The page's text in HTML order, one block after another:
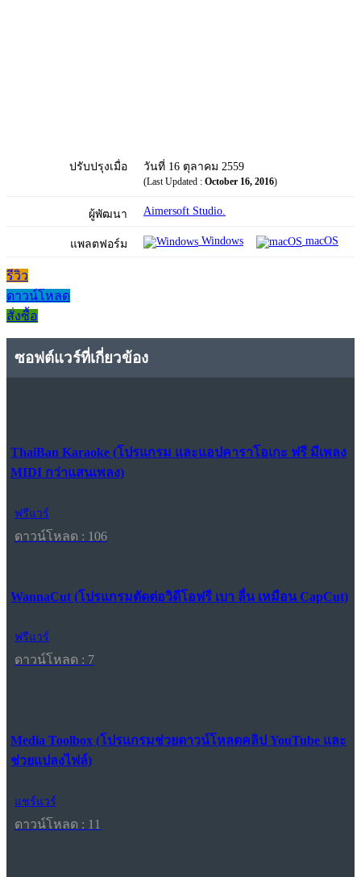
ปรับปรุงเมื่อ วันที่ 16 ตุลาคม 2559
(Last Updated : October 16, 2016)
ผู้พัฒนา Aimersoft Studio.
แพลตฟอร์ม Windows macOS
รีวิว
ดาวน์โหลด
สั่งซื้อ
ซอฟต์แวร์ที่เกี่ยวข้อง
ThaiBan Karaoke (โปรแกรม และแอปคาราโอเกะ ฟรี มีเพลง
MIDI กว่าแสนเพลง)
ฟรีแวร์
ดาวน์โหลด : 106
WannaCut (โปรแกรมตัดต่อวิดีโอฟรี เบา ลื่น เหมือน CapCut)
ฟรีแวร์
ดาวน์โหลด : 7
Media Toolbox (โปรแกรมช่วยดาวน์โหลดคลิป YouTube และ
ช่วยแปลงไฟล์)
แชร์แวร์
ดาวน์โหลด : 11